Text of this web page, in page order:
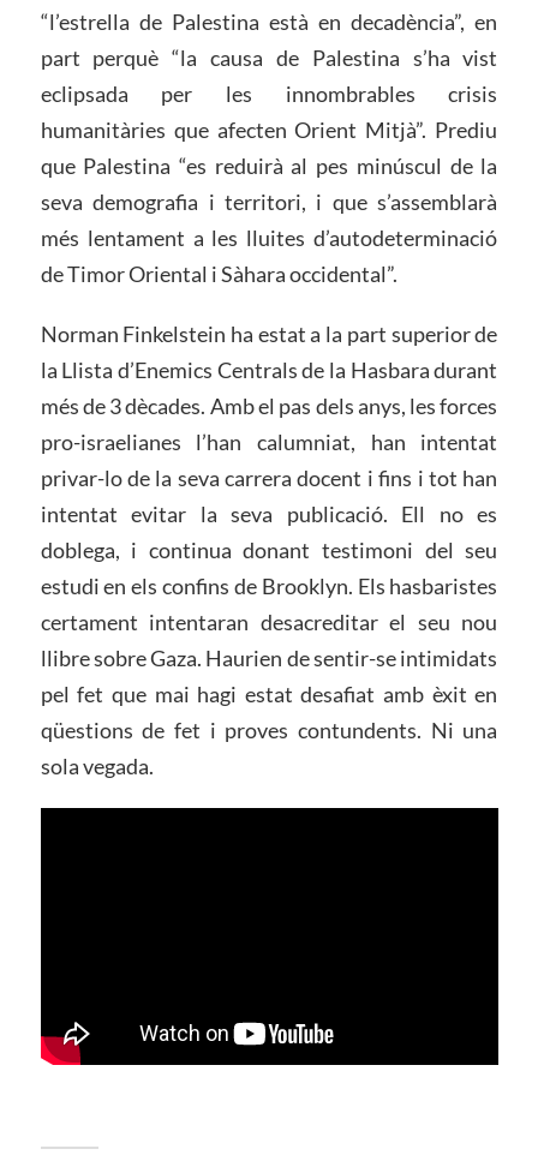
“l’estrella de Palestina està en decadència”, en
part perquè “la causa de Palestina s’ha vist
eclipsada per les innombrables crisis
humanitàries que afecten Orient Mitjà”. Prediu
que Palestina “es reduirà al pes minúscul de la
seva demografia i territori, i que s’assemblarà
més lentament a les lluites d’autodeterminació
de Timor Oriental i Sàhara occidental”.
Norman Finkelstein ha estat a la part superior de
la Llista d’Enemics Centrals de la Hasbara durant
més de 3 dècades. Amb el pas dels anys, les forces
pro-israelianes l’han calumniat, han intentat
privar-lo de la seva carrera docent i fins i tot han
intentat evitar la seva publicació. Ell no es
doblega, i continua donant testimoni del seu
estudi en els confins de Brooklyn. Els hasbaristes
certament intentaran desacreditar el seu nou
llibre sobre Gaza. Haurien de sentir-se intimidats
pel fet que mai hagi estat desafiat amb èxit en
qüestions de fet i proves contundents. Ni una
sola vegada.